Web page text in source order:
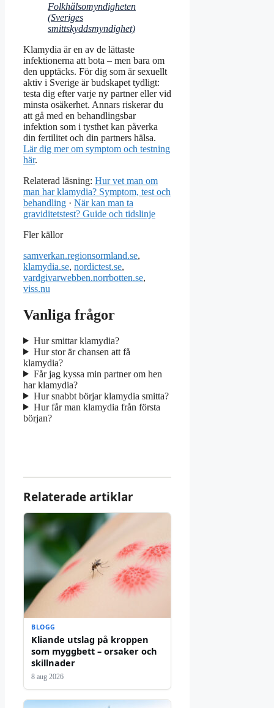
Folkhälsomyndigheten
(Sveriges
smittskyddsmyndighet)
Klamydia är en av de lättaste
infektionerna att bota – men bara om
den upptäcks. För dig som är sexuellt
aktiv i Sverige är budskapet tydligt:
testa dig efter varje ny partner eller vid
minsta osäkerhet. Annars riskerar du
att gå med en behandlingsbar
infektion som i tysthet kan påverka
din fertilitet och din partners hälsa.
Lär dig mer om symptom och testning
här.
Relaterad läsning: Hur vet man om
man har klamydia? Symptom, test och
behandling · När kan man ta
graviditetstest? Guide och tidslinje
Fler källor
samverkan.regionsormland.se,
klamydia.se, nordictest.se,
vardgivarwebben.norrbotten.se,
viss.nu
Vanliga frågor
Hur smittar klamydia?
Hur stor är chansen att få
klamydia?
Får jag kyssa min partner om hen
har klamydia?
Hur snabbt börjar klamydia smitta?
Hur får man klamydia från första
början?
Relaterade artiklar
BLOGG
Kliande utslag på kroppen
som myggbett – orsaker och
skillnader
8 aug 2026